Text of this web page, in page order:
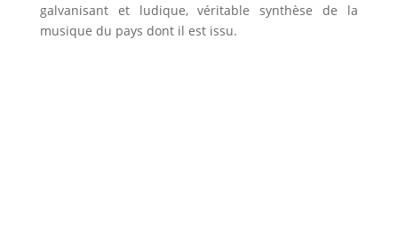
galvanisant et ludique, véritable synthèse de la
musique du pays dont il est issu.